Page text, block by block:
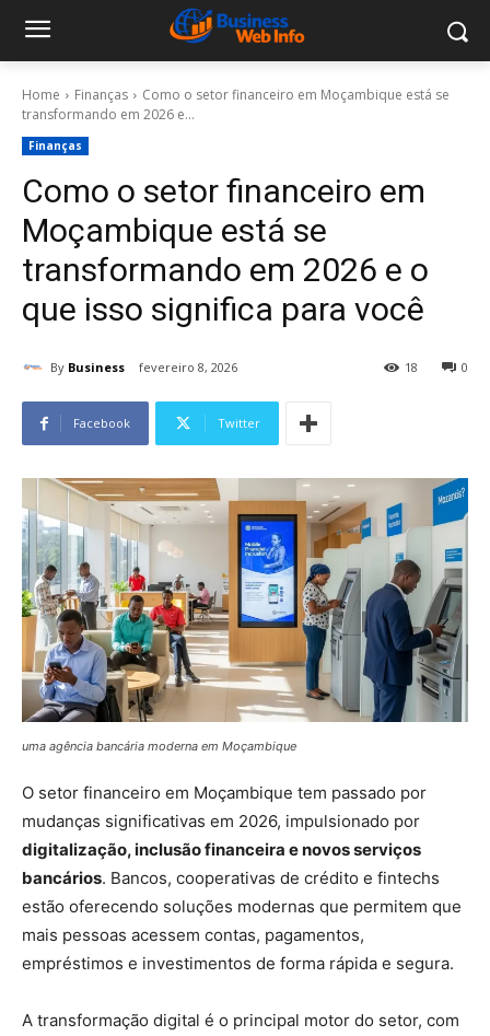
Home Finanças
Como o setor financeiro em Moçambique está se
transformando em 2026 e...
Finanças
Como o setor financeiro em
Moçambique está se
transformando em 2026 e o
que isso significa para você
By Business fevereiro 8, 2026 0
18
Facebook Twitter
uma agência bancária moderna em Moçambique
O setor financeiro em Moçambique tem passado por
mudanças significativas em 2026, impulsionado por
digitalização, inclusão financeira e novos serviços
bancários. Bancos, cooperativas de crédito e fintechs
estão oferecendo soluções modernas que permitem que
mais pessoas acessem contas, pagamentos,
empréstimos e investimentos de forma rápida e segura.
A transformação digital é o principal motor do setor, com